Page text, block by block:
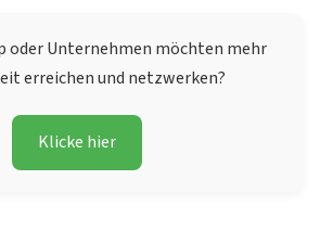
oder Unternehmen möchten mehr
erreichen und netzwerken?
Klicke hier